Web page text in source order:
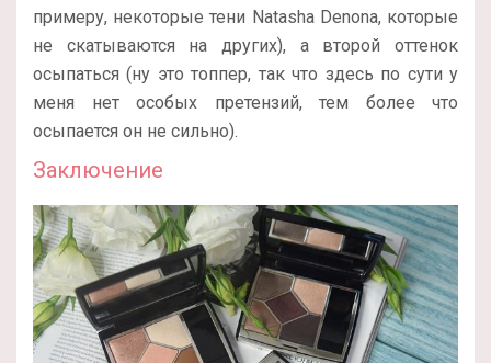
примеру, некоторые тени Natasha Denona, которые
не скатываются на других), а второй оттенок
осыпаться (ну это топпер, так что здесь по сути у
меня нет особых претензий, тем более что
осыпается он не сильно).
Заключение